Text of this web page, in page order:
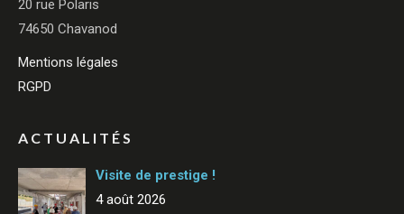
20 rue Polaris
74650 Chavanod
Mentions légales
RGPD
ACTUALITÉS
Visite de prestige !
4 août 2026